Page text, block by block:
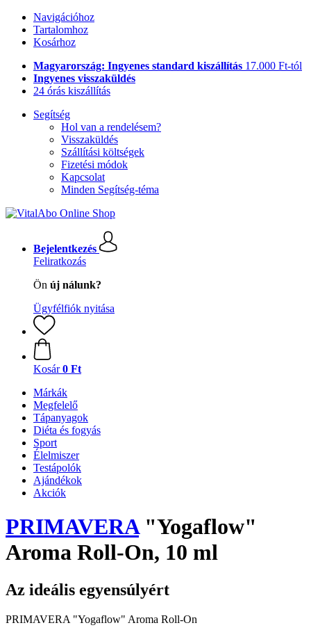
Navigációhoz
Tartalomhoz
Kosárhoz
Magyarország: Ingyenes standard kiszállítás 17.000 Ft-tól
Ingyenes visszaküldés
24 órás kiszállítás
Segítség
Hol van a rendelésem?
Visszaküldés
Szállítási költségek
Fizetési módok
Kapcsolat
Minden Segítség-téma
Bejelentkezés
Feliratkozás
Ön új nálunk?
Ügyfélfiók nyitása
Kosár 0 Ft
Márkák
Megfelelő
Tápanyagok
Diéta és fogyás
Sport
Élelmiszer
Testápolók
Ajándékok
Akciók
PRIMAVERA"Yogaflow"
Aroma Roll-On, 10 ml
Az ideális egyensúlyért
PRIMAVERA "Yogaflow" Aroma Roll-On